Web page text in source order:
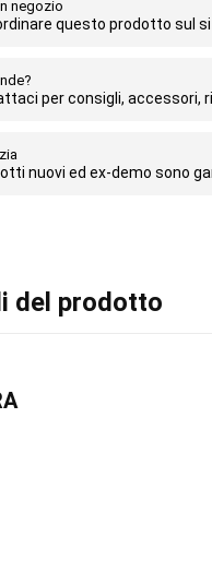
negozio
questo prodotto sul
per consigli, accessori,
nuovi ed ex-demo sono
del prodotto